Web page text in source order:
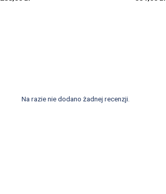
Na razie nie dodano żadnej recenzji.